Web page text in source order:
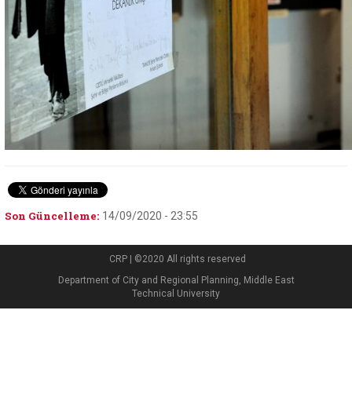
Son Güncelleme: 14/09/2020 - 23:55
CRP | ©2020 All rights reserved
Department of City and Regional Planning, Middle East
Technical University